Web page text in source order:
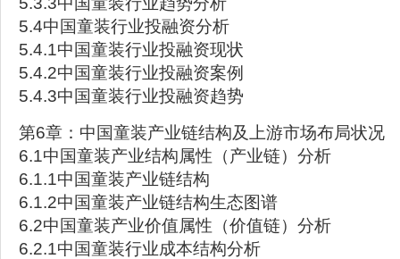
5.4中国童装行业投融资分析
5.4.1中国童装行业投融资现状
5.4.2中国童装行业投融资案例
5.4.3中国童装行业投融资趋势
第6章：中国童装产业链结构及上游市场布局状况
6.1中国童装产业结构属性（产业链）分析
6.1.1中国童装产业链结构
6.1.2中国童装产业链结构生态图谱
6.2中国童装产业价值属性（价值链）分析
6.2.1中国童装行业成本结构分析